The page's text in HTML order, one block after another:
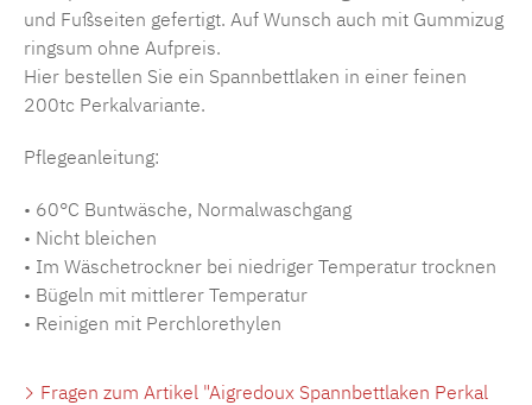
und Fußseiten gefertigt. Auf Wunsch auch mit Gummizug
ringsum ohne Aufpreis.
Hier bestellen Sie ein Spannbettlaken in einer feinen
200tc Perkalvariante.
Pflegeanleitung:
• 60°C Buntwäsche, Normalwaschgang
• Nicht bleichen
• Im Wäschetrockner bei niedriger Temperatur trocknen
• Bügeln mit mittlerer Temperatur
• Reinigen mit Perchlorethylen
Fragen zum Artikel "Aigredoux Spannbettlaken Perkal